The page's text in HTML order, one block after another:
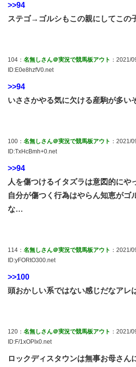
>>94
ステゴ→ゴルシもこの親にしてこの
104： 名無しさん＠実況で競馬板アウト ：2021/
ID:E0e8hzfV0.net
>>94
いささかやる気に欠ける産駒が多い
100： 名無しさん＠実況で競馬板アウト ：2021/
ID:TxHcBmh+0.net
>>94
人を傷つけるイタズラは意図的にや
自分が傷つく行為はやらん知恵がゴ
な…
114： 名無しさん＠実況で競馬板アウト ：2021/
ID:yFORtO300.net
>>100
頭おかしい系ではない感じだなアレ
120： 名無しさん＠実況で競馬板アウト ：2021/
ID:F/1xOPIx0.net
ロックディスタウンは無事お母さん